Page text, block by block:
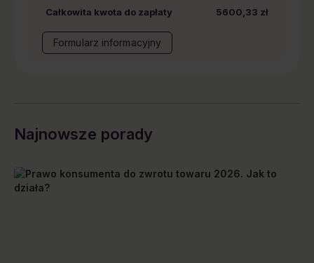
Całkowita kwota do zapłaty
5600,33 zł
Formularz informacyjny
Najnowsze porady